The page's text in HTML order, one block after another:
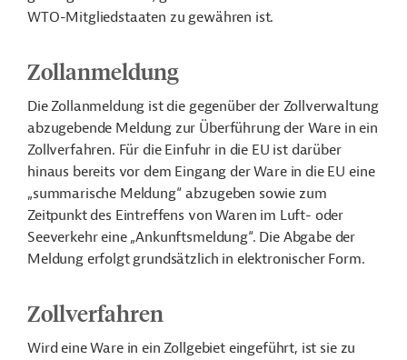
WTO-Mitgliedstaaten zu gewähren ist.
Zollanmeldung
Die Zollanmeldung ist die gegenüber der Zollverwaltung
abzugebende Meldung zur Überführung der Ware in ein
Zollverfahren. Für die Einfuhr in die EU ist darüber
hinaus bereits vor dem Eingang der Ware in die EU eine
„summarische Meldung“ abzugeben sowie zum
Zeitpunkt des Eintreffens von Waren im Luft- oder
Seeverkehr eine „Ankunftsmeldung“. Die Abgabe der
Meldung erfolgt grundsätzlich in elektronischer Form.
Zollverfahren
Wird eine Ware in ein Zollgebiet eingeführt, ist sie zu